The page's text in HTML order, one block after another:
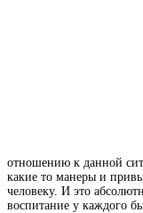
отношению к данной
какие то манеры и
человеку. И это
воспитание у каждого